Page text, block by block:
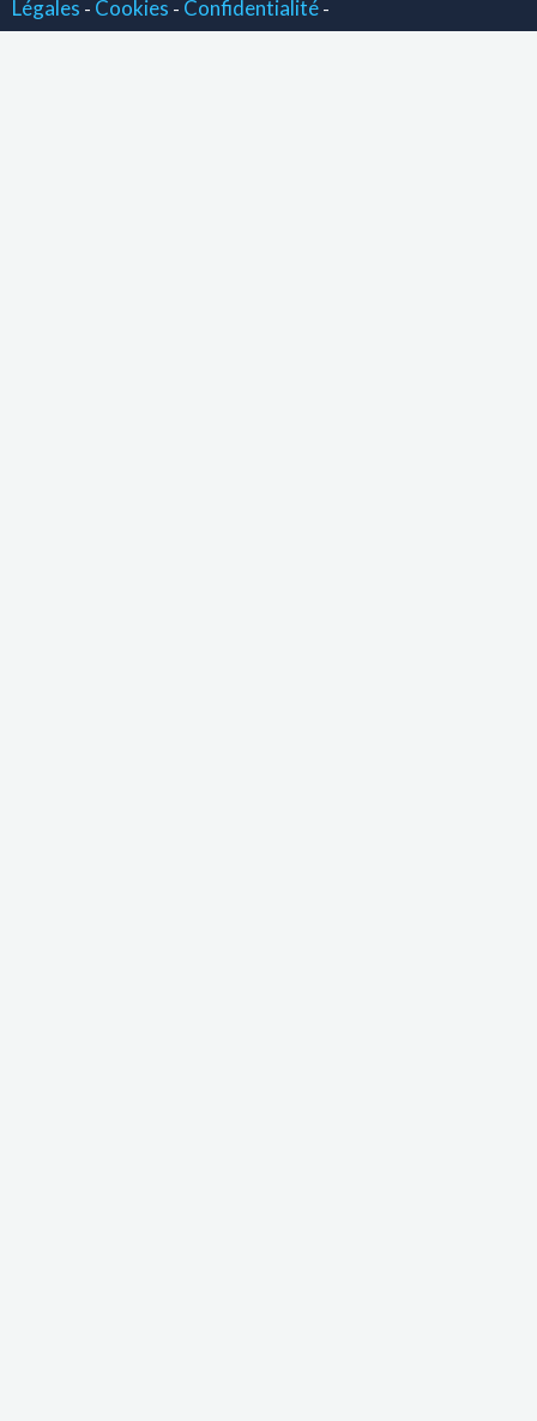
Légales - Cookies - Confidentialité -